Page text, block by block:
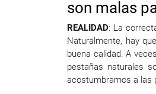
son malas
REALIDAD: La
Naturalmente, hay
buena calidad. A
pestañas naturales
acostumbramos a las